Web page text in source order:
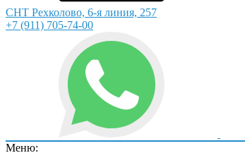
СНТ Рехколово, 6-я линия, 257
+7 (911) 705-74-00
Меню: